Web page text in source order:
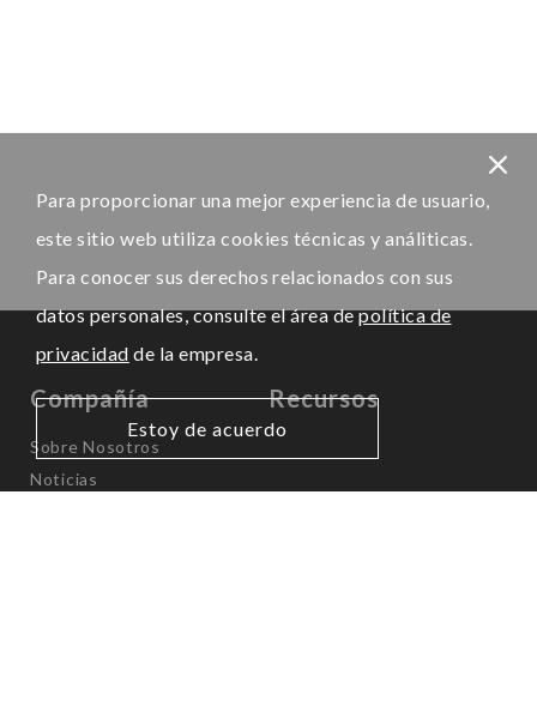
Para proporcionar una mejor experiencia de usuario,
este sitio web utiliza cookies técnicas y análiticas.
Para conocer sus derechos relacionados con sus
datos personales, consulte el área depolítica de
privacidad de la empresa.
Estoy de acuerdo
Compañía
Sobre Nosotros
Noticias
Recursos